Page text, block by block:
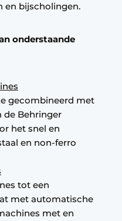
en bijscholingen.
onderstaande
gecombineerd met
de Behringer
het snel en
en non-ferro
tot een
met automatische
met en